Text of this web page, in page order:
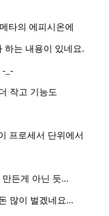
타의 에피시온에
하는 내용이 있네요.
-_-
작고 기능도
프로세서 단위에서
든게 아닌 듯...
많이 벌겠네요...